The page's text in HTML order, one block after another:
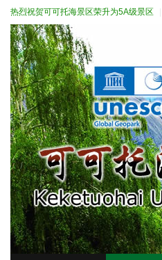
热烈祝贺可可托海景区荣升为5A级景区